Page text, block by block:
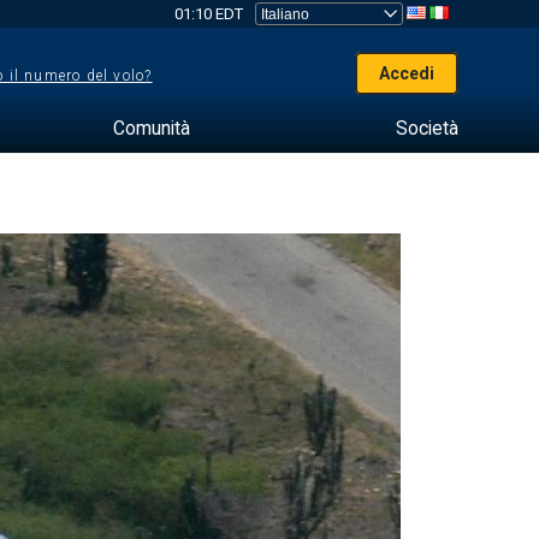
01:10 EDT
il numero del volo? Accedi
Comunità Società